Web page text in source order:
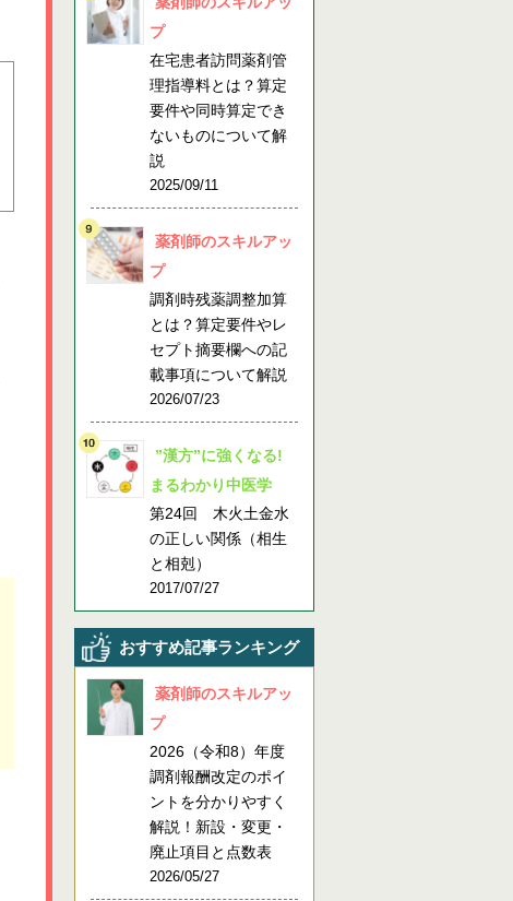
プ
在宅患者訪問薬剤管
理指導料とは？算定
要件や同時算定でき
ないものについて解
説
2025/09/11
薬剤師のスキルアッ
プ
調剤時残薬調整加算
とは？算定要件やレ
セプト摘要欄への記
載事項について解説
2026/07/23
”漢方”に強くなる!
まるわかり中医学
第24回 木火土金水
の正しい関係（相生
と相剋）
2017/07/27
おすすめ記事ランキング
薬剤師のスキルアッ
プ
2026（令和8）年度
調剤報酬改定のポイ
ントを分かりやすく
解説！新設・変更・
廃止項目と点数表
2026/05/27